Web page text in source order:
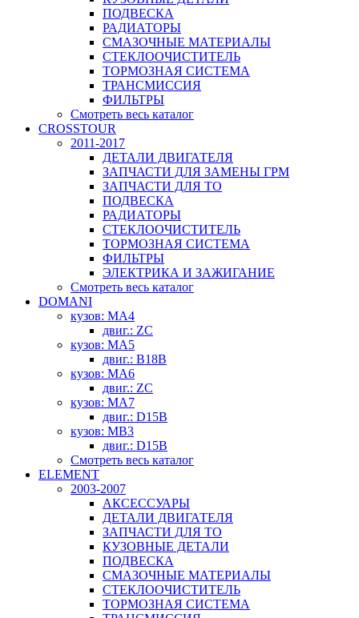
ПОДВЕСКА
РАДИАТОРЫ
СМАЗОЧНЫЕ МАТЕРИАЛЫ
СТЕКЛООЧИСТИТЕЛЬ
ТОРМОЗНАЯ СИСТЕМА
ТРАНСМИССИЯ
ФИЛЬТРЫ
Смотреть весь каталог
CROSSTOUR
2011-2017
ДЕТАЛИ ДВИГАТЕЛЯ
ЗАПЧАСТИ ДЛЯ ЗАМЕНЫ ГРМ
ЗАПЧАСТИ ДЛЯ ТО
ПОДВЕСКА
РАДИАТОРЫ
СТЕКЛООЧИСТИТЕЛЬ
ТОРМОЗНАЯ СИСТЕМА
ФИЛЬТРЫ
ЭЛЕКТРИКА И ЗАЖИГАНИЕ
Смотреть весь каталог
DOMANI
кузов: MA4
двиг.: ZC
кузов: MA5
двиг.: B18B
кузов: MA6
двиг.: ZC
кузов: MA7
двиг.: D15B
кузов: MB3
двиг.: D15B
Смотреть весь каталог
ELEMENT
2003-2007
АКСЕССУАРЫ
ДЕТАЛИ ДВИГАТЕЛЯ
ЗАПЧАСТИ ДЛЯ ТО
КУЗОВНЫЕ ДЕТАЛИ
ПОДВЕСКА
СМАЗОЧНЫЕ МАТЕРИАЛЫ
СТЕКЛООЧИСТИТЕЛЬ
ТОРМОЗНАЯ СИСТЕМА